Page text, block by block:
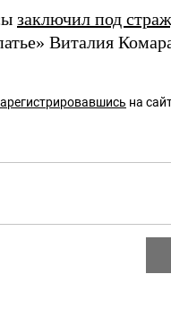
заключил под
Виталия
на